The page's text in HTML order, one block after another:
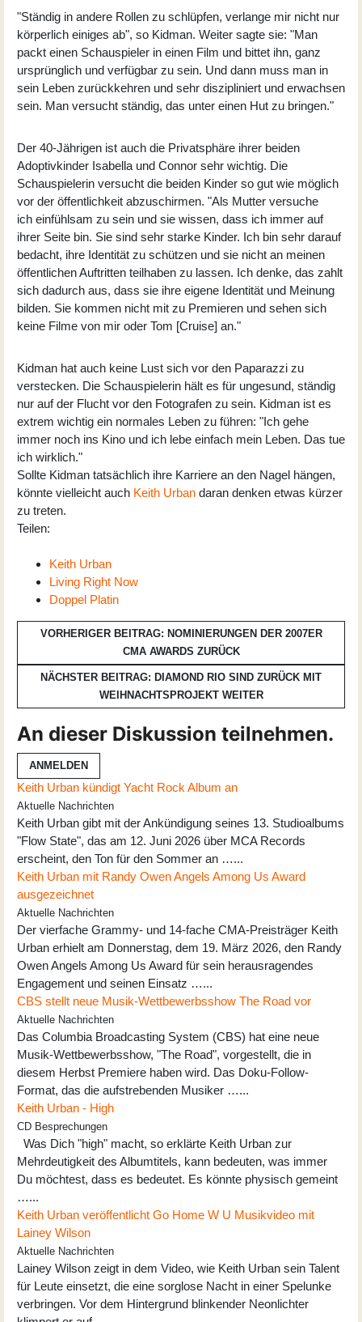
"Ständig in andere Rollen zu schlüpfen, verlange mir nicht nur
körperlich einiges ab", so Kidman. Weiter sagte sie: "Man
packt einen Schauspieler in einen Film und bittet ihn, ganz
ursprünglich und verfügbar zu sein. Und dann muss man in
sein Leben zurückkehren und sehr diszipliniert und erwachsen
sein. Man versucht ständig, das unter einen Hut zu bringen."
Der 40-Jährigen ist auch die Privatsphäre ihrer beiden
Adoptivkinder Isabella und Connor sehr wichtig. Die
Schauspielerin versucht die beiden Kinder so gut wie möglich
vor der öffentlichkeit abzuschirmen. "Als Mutter versuche
ich einfühlsam zu sein und sie wissen, dass ich immer auf
ihrer Seite bin. Sie sind sehr starke Kinder. Ich bin sehr darauf
bedacht, ihre Identität zu schützen und sie nicht an meinen
öffentlichen Auftritten teilhaben zu lassen. Ich denke, das zahlt
sich dadurch aus, dass sie ihre eigene Identität und Meinung
bilden. Sie kommen nicht mit zu Premieren und sehen sich
keine Filme von mir oder Tom [Cruise] an."
Kidman hat auch keine Lust sich vor den Paparazzi zu
verstecken. Die Schauspielerin hält es für ungesund, ständig
nur auf der Flucht vor den Fotografen zu sein. Kidman ist es
extrem wichtig ein normales Leben zu führen: "Ich gehe
immer noch ins Kino und ich lebe einfach mein Leben. Das tue
ich wirklich."
Sollte Kidman tatsächlich ihre Karriere an den Nagel hängen,
könnte vielleicht auch Keith Urban daran denken etwas kürzer
zu treten.
Teilen:
Keith Urban
Living Right Now
Doppel Platin
VORHERIGER BEITRAG: NOMINIERUNGEN DER 2007ER
CMA AWARDS ZURÜCK
NÄCHSTER BEITRAG: DIAMOND RIO SIND ZURÜCK MIT
WEIHNACHTSPROJEKT WEITER
An dieser Diskussion teilnehmen.
ANMELDEN
Keith Urban kündigt Yacht Rock Album an
Aktuelle Nachrichten
Keith Urban gibt mit der Ankündigung seines 13. Studioalbums
"Flow State", das am 12. Juni 2026 über MCA Records
erscheint, den Ton für den Sommer an …...
Keith Urban mit Randy Owen Angels Among Us Award
ausgezeichnet
Aktuelle Nachrichten
Der vierfache Grammy- und 14-fache CMA-Preisträger Keith
Urban erhielt am Donnerstag, dem 19. März 2026, den Randy
Owen Angels Among Us Award für sein herausragendes
Engagement und seinen Einsatz …...
CBS stellt neue Musik-Wettbewerbsshow The Road vor
Aktuelle Nachrichten
Das Columbia Broadcasting System (CBS) hat eine neue
Musik-Wettbewerbsshow, "The Road", vorgestellt, die in
diesem Herbst Premiere haben wird. Das Doku-Follow-
Format, das die aufstrebenden Musiker …...
Keith Urban - High
CD Besprechungen
Was Dich "high" macht, so erklärte Keith Urban zur
Mehrdeutigkeit des Albumtitels, kann bedeuten, was immer
Du möchtest, dass es bedeutet. Es könnte physisch gemeint
…...
Keith Urban veröffentlicht Go Home W U Musikvideo mit
Lainey Wilson
Aktuelle Nachrichten
Lainey Wilson zeigt in dem Video, wie Keith Urban sein Talent
für Leute einsetzt, die eine sorglose Nacht in einer Spelunke
verbringen. Vor dem Hintergrund blinkender Neonlichter